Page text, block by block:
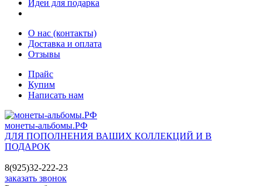
Идеи для подарка
О нас (контакты)
Доставка и оплата
Отзывы
Прайс
Купим
Написать нам
монеты-альбомы.РФ
ДЛЯ ПОПОЛНЕНИЯ ВАШИХ КОЛЛЕКЦИЙ И В
ПОДАРОК
8(925)32-222-23
заказать звонок